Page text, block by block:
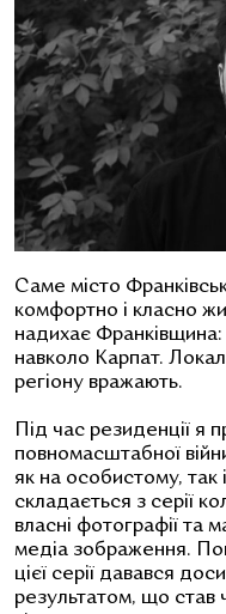
Саме місто
комфортно і класно
надихає
навколо Карпат.
регіону вражають.
Під час резиденції я
повномасштабної
як на особистому, так
складається з серії
власні фотографії та
медіа зображення.
цієї серії давався
результатом, що став